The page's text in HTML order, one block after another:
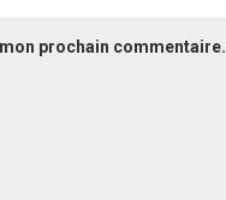
prochain commentaire.